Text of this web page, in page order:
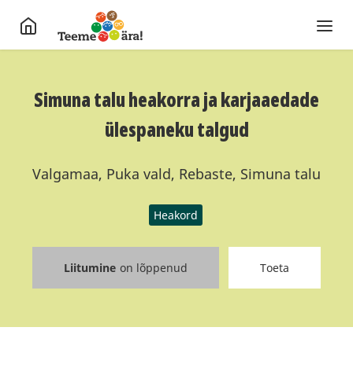
Simuna talu heakorra ja karjaaedade
ülespaneku talgud
Valgamaa, Puka vald, Rebaste, Simuna talu
Heakord
Liitumine on lõppenud Toeta